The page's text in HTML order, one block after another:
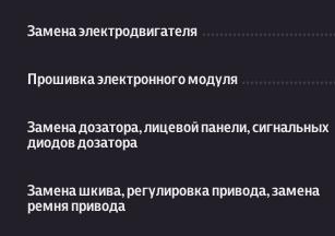
Замена электродвигателя
Прошивка электронного модуля
Замена дозатора, лицевой панели, сигнальных
диодов дозатора
Замена шкива, регулировка привода, замена
ремня привода